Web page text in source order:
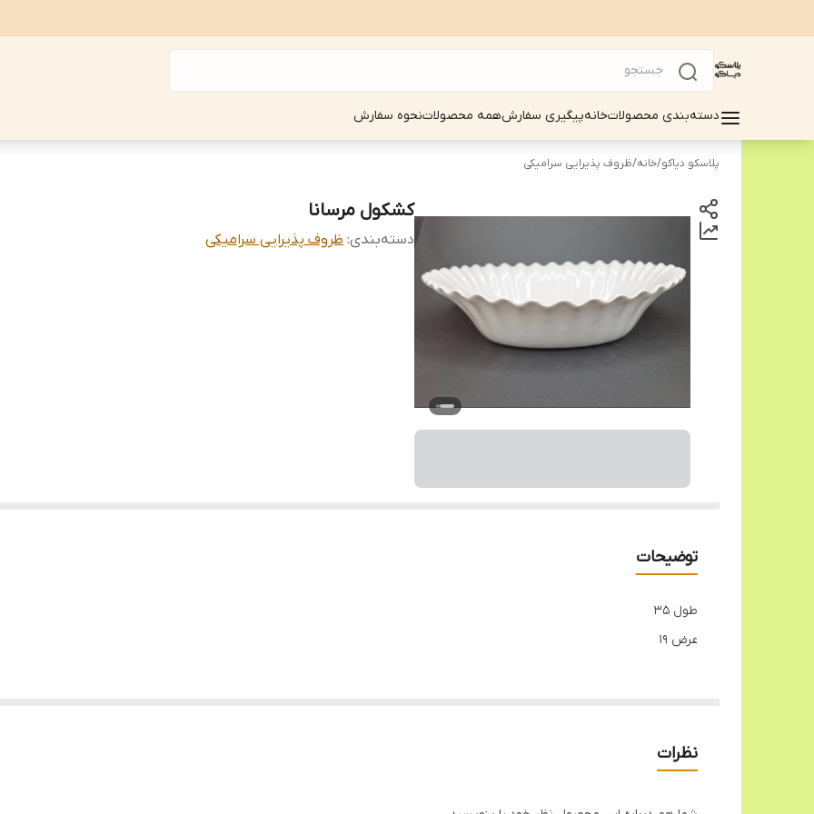
دسته‌بندی محصولاتخانهپیگیری سفارشهمه محصولاتنحوه سفارش
پلاسکو دیاکو/خانه/ظروف پذیرایی سرامیکی
کشکول مرسانا
دسته‌بندی: ظروف پذیرایی سرامیکی
توضیحات
طول 35
عرض 19
نظرات